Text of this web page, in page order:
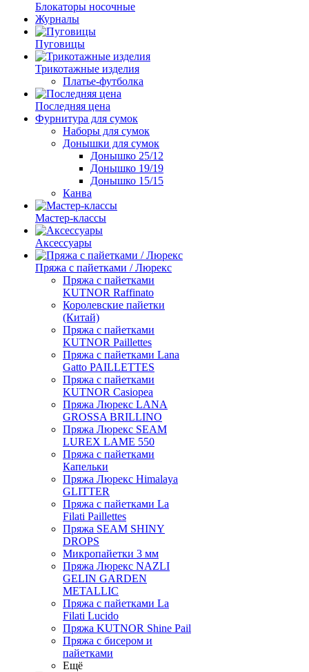
Блокаторы носочные
Журналы
Пуговицы
Трикотажные изделия
Платье-футболка
Последняя цена
Фурнитура для сумок
Наборы для сумок
Донышки для сумок
Донышко 25/12
Донышко 19/19
Донышко 15/15
Канва
Мастер-классы
Аксессуары
Пряжа с пайетками / Люрекс
Пряжа с пайетками
KUTNOR Raffinato
Королевские пайетки
(Китай)
Пряжа с пайетками
KUTNOR Paillettes
Пряжа с пайетками Lana
Gatto PAILLETTES
Пряжа с пайетками
KUTNOR Casiopea
Пряжа Люрекс LANA
GROSSA BRILLINO
Пряжа Люрекс SEAM
LUREX LAME 550
Пряжа с пайетками
Капельки
Пряжа Люрекс Himalaya
GLITTER
Пряжа с пайетками La
Filati Paillettes
Пряжа SEAM SHINY
DROPS
Микропайетки 3 мм
Пряжа Люрекс NAZLI
GELIN GARDEN
METALLIC
Пряжа с пайетками La
Filati Lucido
Пряжа KUTNOR Shine Pail
Пряжа с бисером и
пайетками
Ещё